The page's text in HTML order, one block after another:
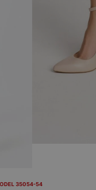
35054-54